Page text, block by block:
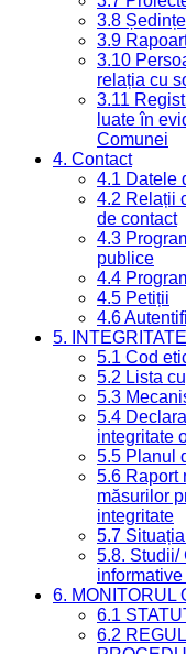
3.8
3.9
3.10
relația cu
3.11
luate în
Comunei
4. Contact
4.1 Datele
4.2 Relații
de contact
4.3
publice
4.4
4.5 Petiții
4.6
5.
5.1 Cod
5.2 Lista
5.3
5.4
integritate
5.5 Planul
5.6 Raport
măsurilor
integritate
5.7
5.8. Studii/
6. MONITORUL
6.1
6.2